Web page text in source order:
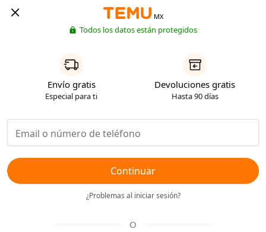
MX
Todos los datos están protegidos
Envío gratis
Especial para ti
Devoluciones gratis
Hasta 90 días
Continuar
¿Problemas al iniciar sesión?
O